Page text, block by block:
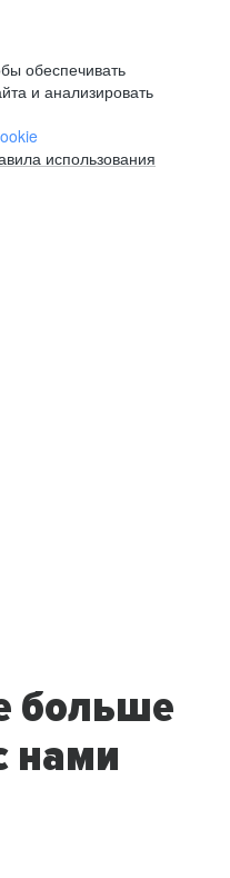
обеспечивать
и анализировать
использования
больше
нами